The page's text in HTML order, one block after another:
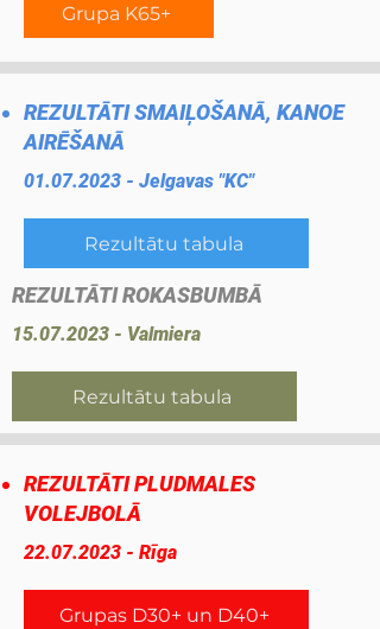
Grupa K65+
REZULTĀTI SMAIĻOŠANĀ, KANOE
AIRĒŠANĀ
01.07.2023 - Jelgavas "KC"
Rezultātu tabula
REZULTĀTI ROKASBUMBĀ
15.07.2023 - Valmiera
Rezultātu tabula
REZULTĀTI PLUDMALES
VOLEJBOLĀ
22.07.2023 - Rīga
Grupas D30+ un D40+